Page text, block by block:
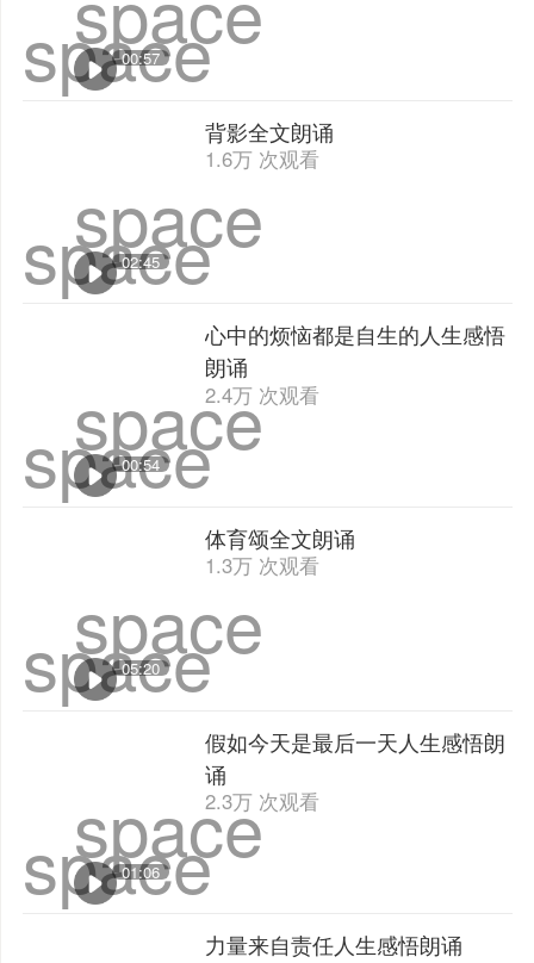
space
space
明》 告诫人们应珍惜生命 | 诗歌
朗诵
2.9万 次观看
space
space
5730 次观看
space
space
背影全文朗诵
1.6万 次观看
space
space
朗诵
2.4万 次观看
space
space
体育颂全文朗诵
1.3万 次观看